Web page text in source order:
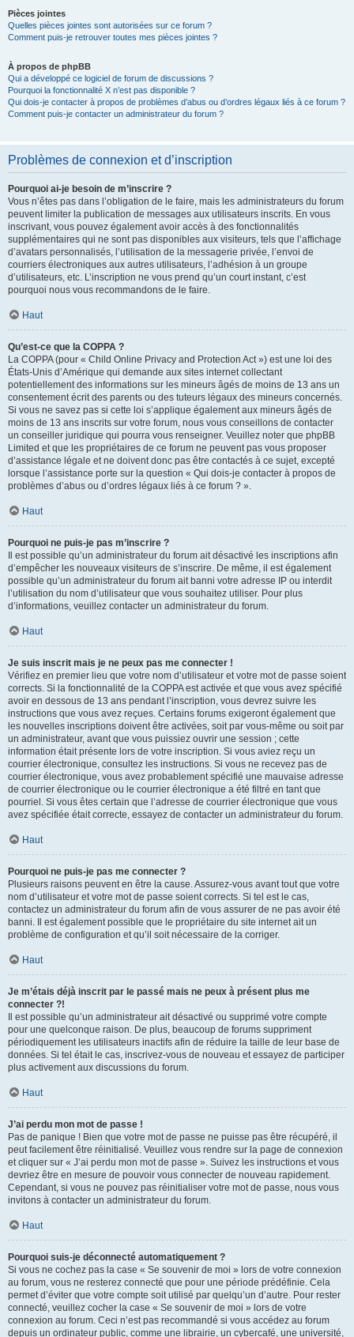
Pièces jointes
Quelles pièces jointes sont autorisées sur ce forum ?
Comment puis-je retrouver toutes mes pièces jointes ?
À propos de phpBB
Qui a développé ce logiciel de forum de discussions ?
Pourquoi la fonctionnalité X n’est pas disponible ?
Qui dois-je contacter à propos de problèmes d’abus ou d’ordres légaux liés à ce forum ?
Comment puis-je contacter un administrateur du forum ?
Problèmes de connexion et d’inscription
Pourquoi ai-je besoin de m’inscrire ?
Vous n’êtes pas dans l’obligation de le faire, mais les administrateurs du forum
peuvent limiter la publication de messages aux utilisateurs inscrits. En vous
inscrivant, vous pouvez également avoir accès à des fonctionnalités
supplémentaires qui ne sont pas disponibles aux visiteurs, tels que l’affichage
d’avatars personnalisés, l’utilisation de la messagerie privée, l’envoi de
courriers électroniques aux autres utilisateurs, l’adhésion à un groupe
d’utilisateurs, etc. L’inscription ne vous prend qu’un court instant, c’est
pourquoi nous vous recommandons de le faire.
Haut
Qu’est-ce que la COPPA ?
La COPPA (pour « Child Online Privacy and Protection Act ») est une loi des
États-Unis d’Amérique qui demande aux sites internet collectant
potentiellement des informations sur les mineurs âgés de moins de 13 ans un
consentement écrit des parents ou des tuteurs légaux des mineurs concernés.
Si vous ne savez pas si cette loi s’applique également aux mineurs âgés de
moins de 13 ans inscrits sur votre forum, nous vous conseillons de contacter
un conseiller juridique qui pourra vous renseigner. Veuillez noter que phpBB
Limited et que les propriétaires de ce forum ne peuvent pas vous proposer
d’assistance légale et ne doivent donc pas être contactés à ce sujet, excepté
lorsque l’assistance porte sur la question « Qui dois-je contacter à propos de
problèmes d’abus ou d’ordres légaux liés à ce forum ? ».
Haut
Pourquoi ne puis-je pas m’inscrire ?
Il est possible qu’un administrateur du forum ait désactivé les inscriptions afin
d’empêcher les nouveaux visiteurs de s’inscrire. De même, il est également
possible qu’un administrateur du forum ait banni votre adresse IP ou interdit
l’utilisation du nom d’utilisateur que vous souhaitez utiliser. Pour plus
d’informations, veuillez contacter un administrateur du forum.
Haut
Je suis inscrit mais je ne peux pas me connecter !
Vérifiez en premier lieu que votre nom d’utilisateur et votre mot de passe soient
corrects. Si la fonctionnalité de la COPPA est activée et que vous avez spécifié
avoir en dessous de 13 ans pendant l’inscription, vous devrez suivre les
instructions que vous avez reçues. Certains forums exigeront également que
les nouvelles inscriptions doivent être activées, soit par vous-même ou soit par
un administrateur, avant que vous puissiez ouvrir une session ; cette
information était présente lors de votre inscription. Si vous aviez reçu un
courrier électronique, consultez les instructions. Si vous ne recevez pas de
courrier électronique, vous avez probablement spécifié une mauvaise adresse
de courrier électronique ou le courrier électronique a été filtré en tant que
pourriel. Si vous êtes certain que l’adresse de courrier électronique que vous
avez spécifiée était correcte, essayez de contacter un administrateur du forum.
Haut
Pourquoi ne puis-je pas me connecter ?
Plusieurs raisons peuvent en être la cause. Assurez-vous avant tout que votre
nom d’utilisateur et votre mot de passe soient corrects. Si tel est le cas,
contactez un administrateur du forum afin de vous assurer de ne pas avoir été
banni. Il est également possible que le propriétaire du site internet ait un
problème de configuration et qu’il soit nécessaire de la corriger.
Haut
Je m’étais déjà inscrit par le passé mais ne peux à présent plus me
connecter ?!
Il est possible qu’un administrateur ait désactivé ou supprimé votre compte
pour une quelconque raison. De plus, beaucoup de forums suppriment
périodiquement les utilisateurs inactifs afin de réduire la taille de leur base de
données. Si tel était le cas, inscrivez-vous de nouveau et essayez de participer
plus activement aux discussions du forum.
Haut
J’ai perdu mon mot de passe !
Pas de panique ! Bien que votre mot de passe ne puisse pas être récupéré, il
peut facilement être réinitialisé. Veuillez vous rendre sur la page de connexion
et cliquer sur « J’ai perdu mon mot de passe ». Suivez les instructions et vous
devriez être en mesure de pouvoir vous connecter de nouveau rapidement.
Cependant, si vous ne pouvez pas réinitialiser votre mot de passe, nous vous
invitons à contacter un administrateur du forum.
Haut
Pourquoi suis-je déconnecté automatiquement ?
Si vous ne cochez pas la case « Se souvenir de moi » lors de votre connexion
au forum, vous ne resterez connecté que pour une période prédéfinie. Cela
permet d’éviter que votre compte soit utilisé par quelqu’un d’autre. Pour rester
connecté, veuillez cocher la case « Se souvenir de moi » lors de votre
connexion au forum. Ceci n’est pas recommandé si vous accédez au forum
depuis un ordinateur public, comme une librairie, un cybercafé, une université,